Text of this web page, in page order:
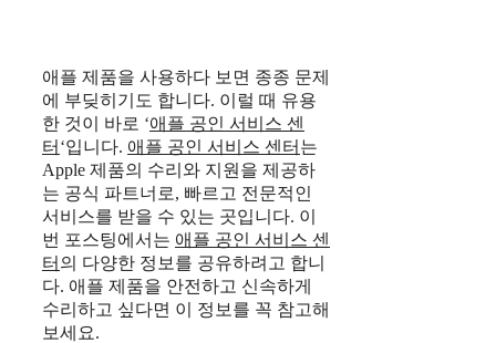
애플 제품을 사용하다 보면 종종 문제
에 부딪히기도 합니다. 이럴 때 유용
한 것이 바로 ‘애플 공인 서비스 센
터 ‘입니다. 애플 공인 서비스 센터 는
Apple 제품의 수리와 지원을 제공하
는 공식 파트너로, 빠르고 전문적인
서비스를 받을 수 있는 곳입니다. 이
번 포스팅에서는 애플 공인 서비스 센
터 의 다양한 정보를 공유하려고 합니
다. 애플 제품을 안전하고 신속하게
수리하고 싶다면 이 정보를 꼭 참고해
보세요.